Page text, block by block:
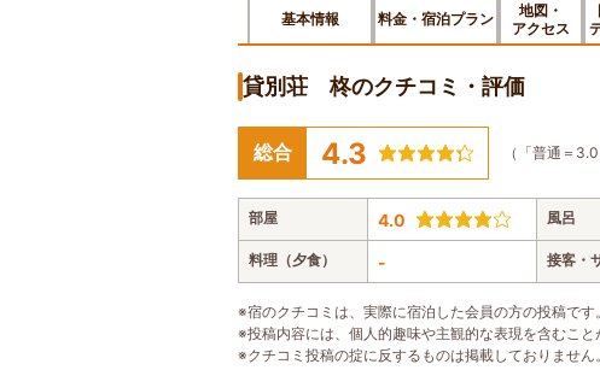
基本情報 料金・宿泊プラン
地図・
アクセス
貸別荘 柊のクチコミ・評価
総合 4.3 （「普通＝
部屋 4.0 風呂
料理（夕食） - 接客・
※宿のクチコミは、実際に宿泊した会員の方の投稿で
※投稿内容には、個人的趣味や主観的な表現を含むこと
※クチコミ投稿の掟に反するものは掲載しておりません